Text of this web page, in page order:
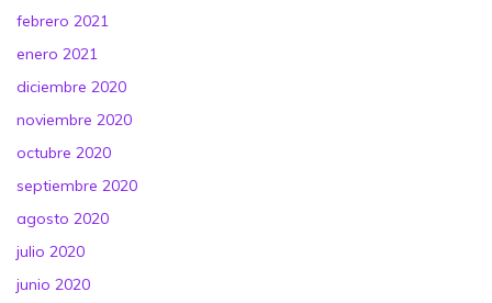
febrero 2021
enero 2021
diciembre 2020
noviembre 2020
octubre 2020
septiembre 2020
agosto 2020
julio 2020
junio 2020